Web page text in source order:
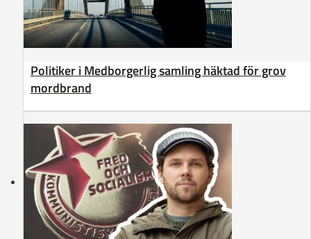
Politiker i Medborgerlig samling häktad för grov
mordbrand